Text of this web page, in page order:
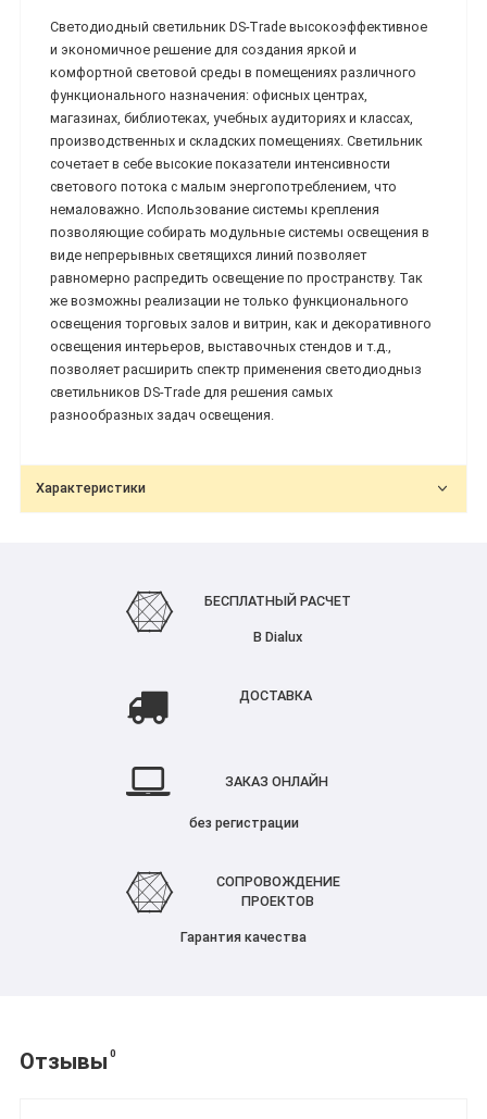
Светодиодный светильник DS-Trade высокоэффективное
и экономичное решение для создания яркой и
комфортной световой среды в помещениях различного
функционального назначения: офисных центрах,
магазинах, библиотеках, учебных аудиториях и классах,
производственных и складских помещениях. Светильник
сочетает в себе высокие показатели интенсивности
светового потока с малым энергопотреблением, что
немаловажно. Использование системы крепления
позволяющие собирать модульные системы освещения в
виде непрерывных светящихся линий позволяет
равномерно распредить освещение по пространству. Так
же возможны реализации не только функционального
освещения торговых залов и витрин, как и декоративного
освещения интерьеров, выставочных стендов и т.д.,
позволяет расширить спектр применения светодиодныз
светильников DS-Trade для решения самых
разнообразных задач освещения.
Характеристики
БЕСПЛАТНЫЙ РАСЧЕТ
В Dialux
ДОСТАВКА
ЗАКАЗ ОНЛАЙН
без регистрации
СОПРОВОЖДЕНИЕ
ПРОЕКТОВ
Гарантия качества
Отзывы 0